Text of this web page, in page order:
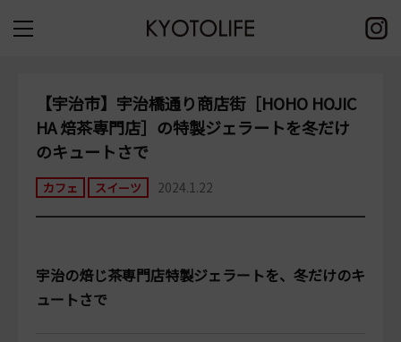
【宇治市】宇治橋通り商店街［HOHO HOJIC
HA 焙茶専門店］の特製ジェラートを冬だけ
のキュートさで
カフェ スイーツ 2024.1.22
宇治の焙じ茶専門店特製ジェラートを、冬だけのキ
ュートさで